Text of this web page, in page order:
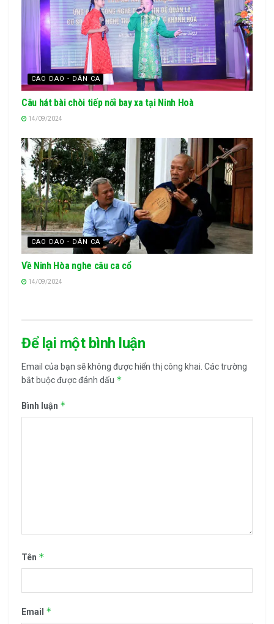
CAO DAO - DÂN CA
Câu hát bài chòi tiếp nối bay xa tại Ninh Hoà
14/09/2024
CAO DAO - DÂN CA
Về Ninh Hòa nghe câu ca cổ
14/09/2024
Để lại một bình luận
Email của bạn sẽ không được hiển thị công khai. Các trường
bắt buộc được đánh dấu *
Bình luận *
Tên *
Email *